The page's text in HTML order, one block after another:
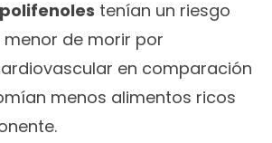
tenían un riesgo
de morir por
en comparación
menos alimentos ricos